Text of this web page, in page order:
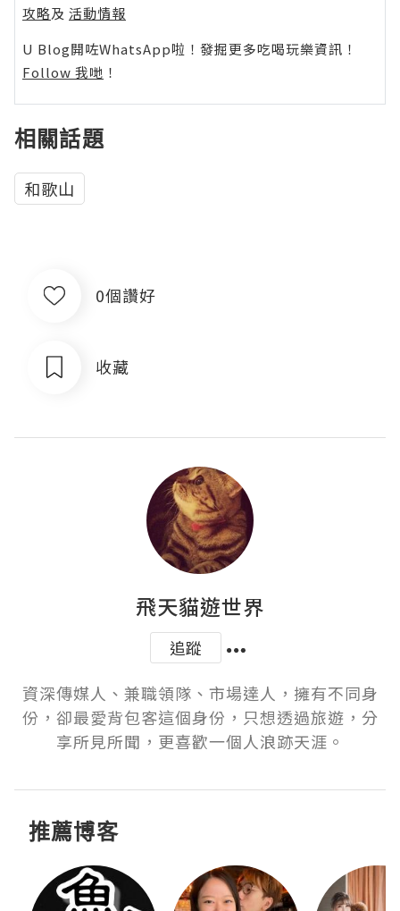
攻略及 活動情報
U Blog開咗WhatsApp啦！發掘更多吃喝玩樂資訊！
Follow 我哋 ！
相關話題
和歌山
0個讚好
收藏
飛天貓遊世界
追蹤
資深傳媒人、兼職領隊、市場達人，擁有不同身
份，卻最愛背包客這個身份，只想透過旅遊，分
享所見所聞，更喜歡一個人浪跡天涯。
推薦博客